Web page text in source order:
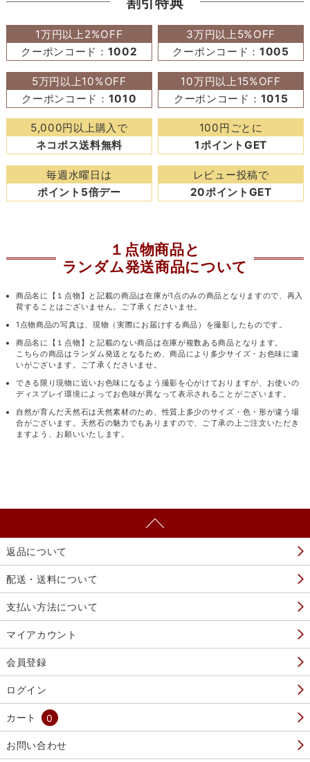
1万円以上2%OFF
クーポンコード： 1002
3万円以上5%OFF
クーポンコード：1005
5万円以上10%OFF
クーポンコード： 1010
10万円以上15%OFF
クーポンコード： 1015
5,000円以上購入で
ネコポス送料無料
100円ごとに
1ポイントGET
毎週水曜日は
ポイント5倍デー
レビュー投稿で
20ポイントGET
１点物商品と
ランダム発送商品について
商品名に【１点物】と記載の商品は在庫が1点のみの商品となりますので、再入
荷することはございません。ご了承くださいませ。
1点物商品の写真は、現物（実際にお届けする商品）を撮影したものです。
商品名に【１点物】と記載のない商品は在庫が複数ある商品となります。
こちらの商品はランダム発送となるため、商品により多少サイズ・お色味に違
いがございます。ご了承くださいませ。
できる限り現物に近いお色味になるよう撮影を心がけておりますが、お使いの
ディスプレイ環境によってお色味が異なって表示されることがございます。
自然が育んだ天然石は天然素材のため、性質上多少のサイズ・色・形が違う場
合がございます。天然石の魅力でもありますので、ご了承の上ご注文いただき
ますよう、お願いいたします。
返品について
配送・送料について
支払い方法について
マイアカウント
会員登録
ログイン
カート 0
お問い合わせ